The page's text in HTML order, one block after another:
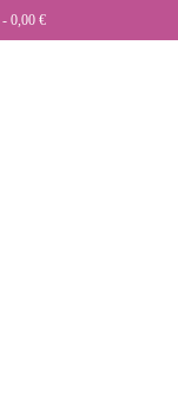
- 0,00 €